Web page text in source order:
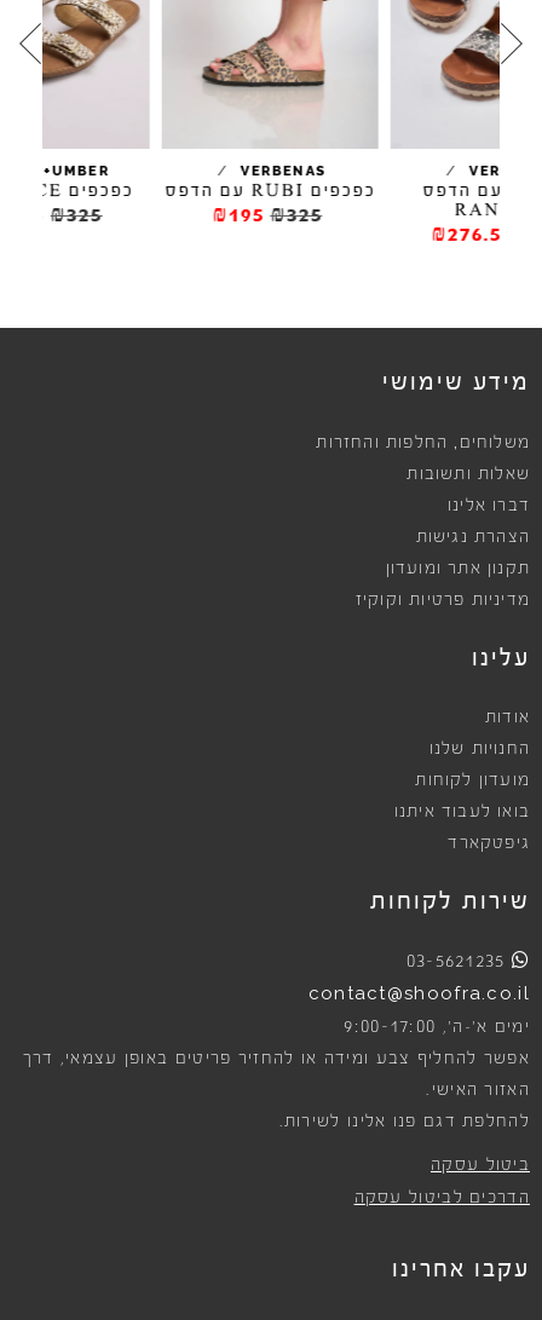
/
כפכפים RUBI עם הדפס
₪195
SALT+UMBER
/
כפכפים FLORENCE
₪227.5
מידע שימושי
משלוחים , החלפות והחזרות
שאלות ותשובות
דברו אלינו
הצהרת נגישות
תקנון אתר ומועדון
מדיניות פרטיות וקוקיז
עלינו
אודות
החנויות שלנו
מועדון לקוחות
בואו לעבוד איתנו
גיפטקארד
שירות לקוחות
03-5621235
contact@shoofra.co.il
ימים א׳-ה׳, 9:00-17:00
אפשר להחליף צבע ומידה או להחזיר פריטים באופן עצמאי, דרך
האזור האישי.
להחלפת דגם פנו אלינו לשירות.
ביטול עסקה
הדרכים לביטול עסקה
עקבו אחרינו